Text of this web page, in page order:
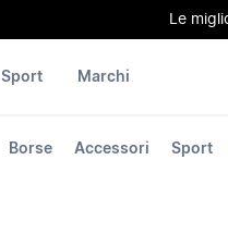
Le
Borse Accessori Sport
Sport Marchi